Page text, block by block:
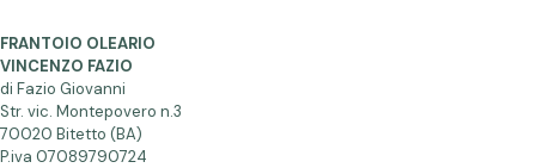
FRANTOIO OLEARIO
VINCENZO FAZIO
di Fazio Giovanni
Str. vic. Montepovero n.3
70020 Bitetto (BA)
P.iva 07089790724